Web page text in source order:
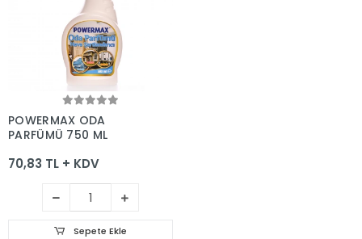
POWERMAX ODA
PARFÜMÜ 750 ML
70,83 TL + KDV
Sepete Ekle